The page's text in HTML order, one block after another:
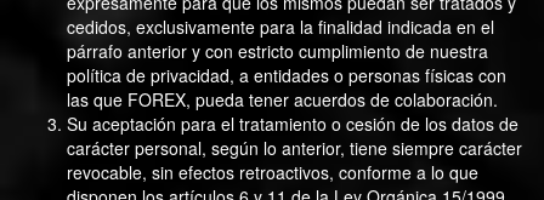
cedidos, exclusivamente para la finalidad indicada en el
párrafo anterior y con estricto cumplimiento de nuestra
política de privacidad, a entidades o personas físicas con
las que FOREX, pueda tener acuerdos de colaboración.
Su aceptación para el tratamiento o cesión de los datos de
carácter personal, según lo anterior, tiene siempre carácter
revocable, sin efectos retroactivos, conforme a lo que